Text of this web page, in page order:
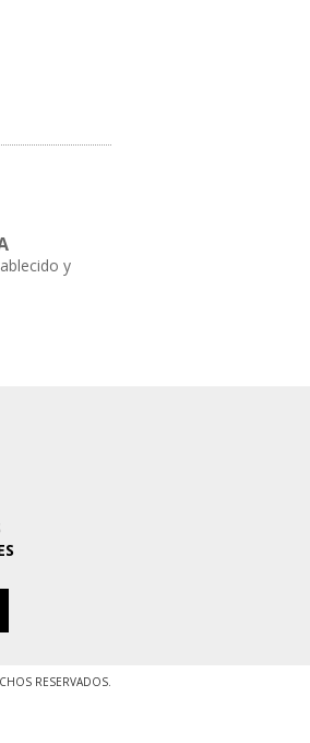
y
RESERVADOS.